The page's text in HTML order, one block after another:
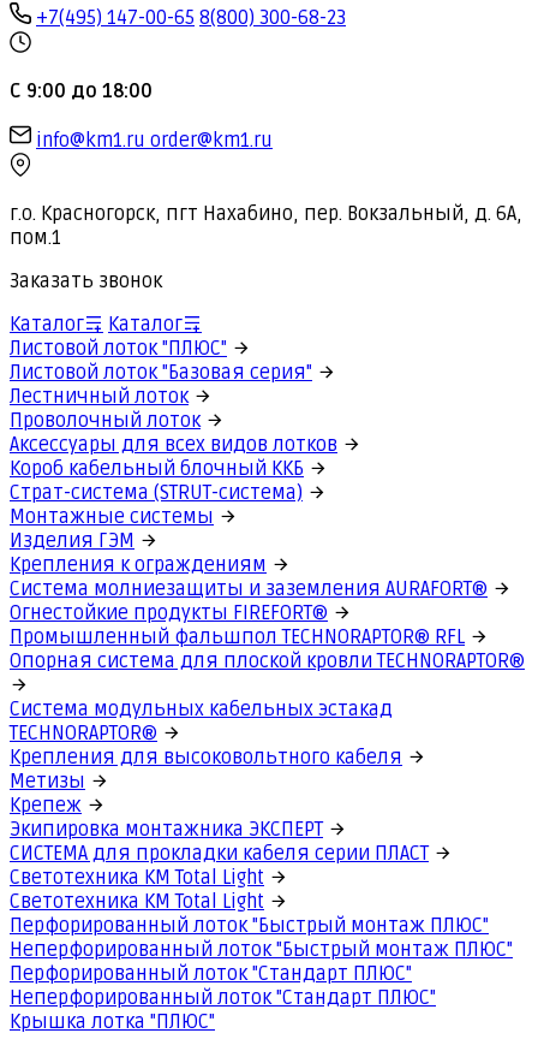
+7(495) 147-00-65 8(800) 300-68-23
С 9:00 до 18:00
info@km1.ru order@km1.ru
г.о. Красногорск, пгт Нахабино, пер. Вокзальный, д. 6А,
пом.1
Заказать звонок
Каталог
Каталог
Листовой лоток "ПЛЮС"
Листовой лоток "Базовая серия"
Лестничный лоток
Проволочный лоток
Аксессуары для всех видов лотков
Короб кабельный блочный ККБ
Страт-система (STRUT-система)
Монтажные системы
Изделия ГЭМ
Крепления к ограждениям
Система молниезащиты и заземления AURAFORT®
Огнестойкие продукты FIREFORT®
Промышленный фальшпол TECHNORAPTOR® RFL
Опорная система для плоской кровли TECHNORAPTOR®
Система модульных кабельных эстакад
TECHNORAPTOR®
Крепления для высоковольтного кабеля
Метизы
Крепеж
Экипировка монтажника ЭКСПЕРТ
СИСТЕМА для прокладки кабеля серии ПЛАСТ
Светотехника КМ Total Light
Светотехника КМ Total Light
Перфорированный лоток "Быстрый монтаж ПЛЮС"
Неперфорированный лоток "Быстрый монтаж ПЛЮС"
Перфорированный лоток "Стандарт ПЛЮС"
Неперфорированный лоток "Стандарт ПЛЮС"
Крышка лотка "ПЛЮС"